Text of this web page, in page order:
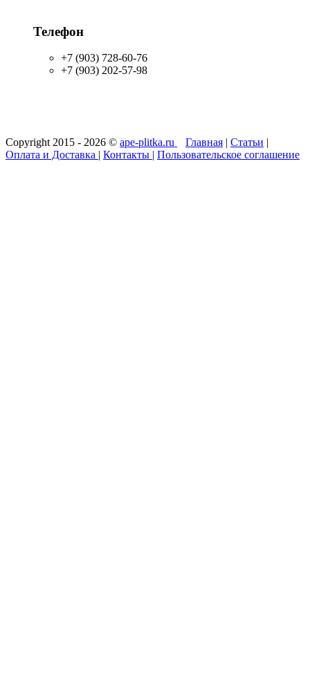
Телефон
+7 (903) 728-60-76
+7 (903) 202-57-98
Copyright 2015 - 2026 © ape-plitka.ru Главная | Статьи |
Оплата и Доставка | Контакты | Пользовательское соглашение